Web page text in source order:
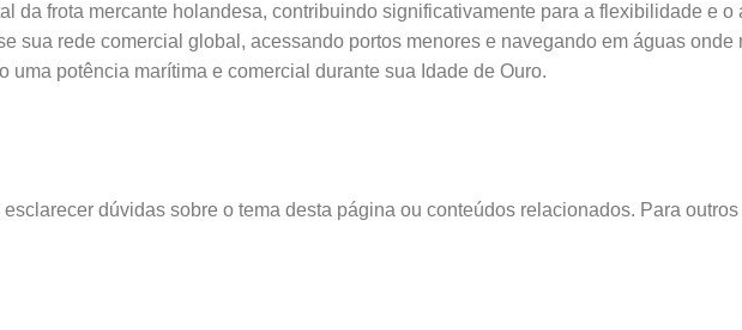
da frota mercante holandesa, contribuindo significativamente para a flexibilidade e
sua rede comercial global, acessando portos menores e navegando em águas
uma potência marítima e comercial durante sua Idade de Ouro.
dúvidas sobre o tema desta página ou conteúdos relacionados. Para